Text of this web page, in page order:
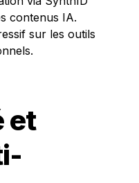
contenus IA.
sur les outils
et